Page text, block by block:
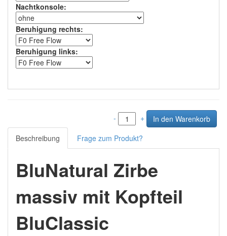
Nachtkonsole:
Beruhigung rechts:
Beruhigung links:
- +
Beschreibung Frage zum Produkt?
BluNatural Zirbe
massiv mit Kopfteil
BluClassic